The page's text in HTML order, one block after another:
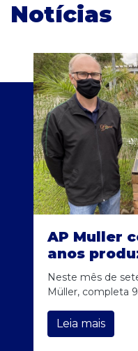
Notícias
AP Muller
anos
Neste mês de
Müller, completa
Leia mais